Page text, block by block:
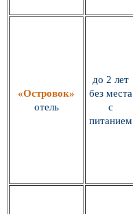
«Островок»
отель
до 2 лет
без места
с
питанием